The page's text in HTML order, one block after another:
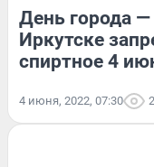
День города —
Иркутске
спиртное 4
4 июня, 2022, 07:30